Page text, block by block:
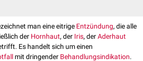
man eine eitrige Entzündung, die alle
der Hornhaut, der Iris, derAderhaut
Es handelt sich um einen
mit dringender Behandlungsindikation.